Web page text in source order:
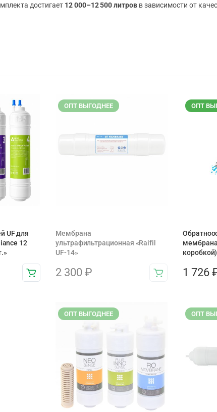
достигает 12 000–12 500 литров в зависимости от
UF для
12
ОПТ ВЫГОДНЕЕ
Мембрана
ультрафильтрационная «Raifil
UF-14»
2 300 ₽
ОПТ
мембрана
коробкой)
1 726
ОПТ ВЫГОДНЕЕ ОПТ